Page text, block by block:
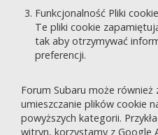
Funkcjonalność Pliki
Te pliki cookie
tak aby otrzymywać
preferencji.
Forum Subaru może
umieszczanie plików cookie
powyższych kategorii.
witryn, korzystamy z Google